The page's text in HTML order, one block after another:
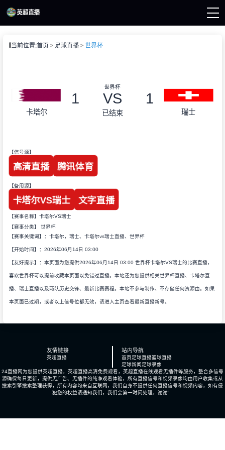
播
当前位置:首页 足球直播 世界杯
卡塔尔
世界杯
1 VS 1
已结束 瑞士
【信号源】
高清直播 腾讯体育
【备用源】
卡塔尔VS瑞士 文字直播
【赛事名称】卡塔尔VS瑞士
【赛事分类】 世界杯
【赛事关键词】：卡塔尔，瑞士、卡塔尔vs瑞士直播、世界杯
【开始时间】：2026年06月14日 03:00
【友好提示】：本页面为您提供2026年06月14日 03:00 世界杯卡塔尔VS瑞士的比赛直播，
喜欢世界杯可以提前收藏本页面以免错过直播。本站还为您提供相关世界杯直播、卡塔尔直
播、瑞士直播以及两队历史交锋、最新比赛赛程。本站不参与制作、不存储任何资源由。如果
本页面已过期，或者以上信号位都无效，请进入主页查看最新直播新号。
友情链接
英超直播
站内导航
首页足球直播篮球直播
足球新闻足球录像
24直播网为您提供英超直播，英超直播高清免费观看，英超直播在线观看无插件等服务，整合多信号
源确保每日更新，提供无广告、无插件的纯净观看体验，所有直播信号和视频录像均由用户收集或从
搜索引擎搜索整理获得，所有内容均来自互联网，我们自身不提供任何直播信号和视频内容，如有侵
犯您的权益请通知我们，我们会第一时间处理，谢谢！